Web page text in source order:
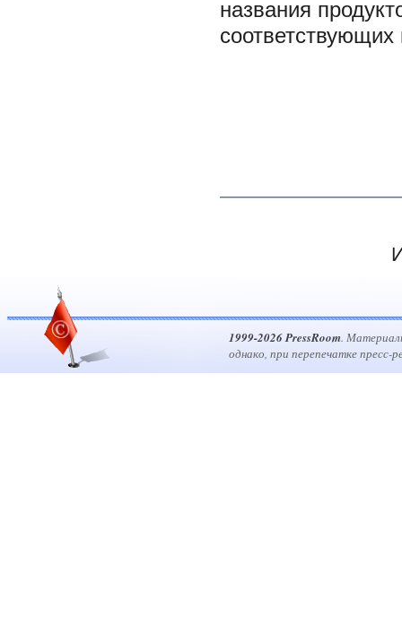
названия
1999-2026 PressRoom.
однако, при перепечатке пресс-